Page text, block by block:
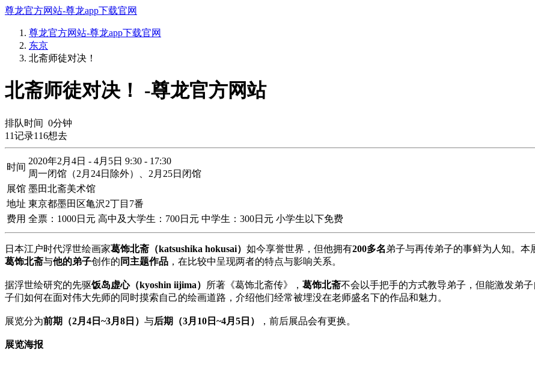
尊龙官方网站-尊龙app下载官网
尊龙官方网站-尊龙app下载官网
东京
北斋师徒对决！
北斋师徒对决！ -尊龙官方网站
排队时间 0分钟
11记录116想去
时间
2020年2月4日 - 4月5日 9:30 - 17:30
周一闭馆（2月24日除外）、2月25日闭馆
展馆 墨田北斋美术馆
地址 東京都墨田区亀沢2丁目7番
费用 全票：1000日元 高中及大学生：700日元 中学生：300日元 小学生以下免费
日本江户时代浮世绘画家葛饰北斋（katsushika hokusai） 如今享誉世界，但他拥有200多名 弟子与再传弟子的事鲜为人知。本
葛饰北斋与他的弟子创作的 同主题作品 ，在比较中呈现两者的特点与影响关系。
据浮世绘研究的先驱饭岛虚心（kyoshin iijima） 所著《葛饰北斋传》， 葛饰北斋不会以手把手的方式教导弟子，但能激发弟
子们如何在面对伟大先师的同时摸索自己的绘画道路，介绍他们经常被埋没在老师盛名下的作品和魅力。
展览分为前期（2月4日~3月8日） 与后期（3月10日~4月5日） ，前后展品会有更换。
展览海报